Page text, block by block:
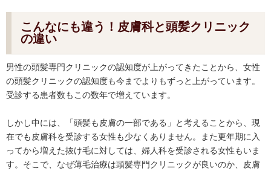
こんなにも違う！皮膚科と頭髪クリニック
の違い
男性の頭髪専門クリニックの認知度が上がってきたことから、女性
の頭髪クリニックの認知度も今までよりもずっと上がっています。
受診する患者数もこの数年で増えています。
しかし中には、「頭髪も皮膚の一部である」と考えることから、現
在でも皮膚科を受診する女性も少なくありません。また更年期に入
ってから増えた抜け毛に対しては、婦人科を受診される女性もいま
す。そこで、なぜ薄毛治療は頭髪専門クリニックが良いのか、皮膚